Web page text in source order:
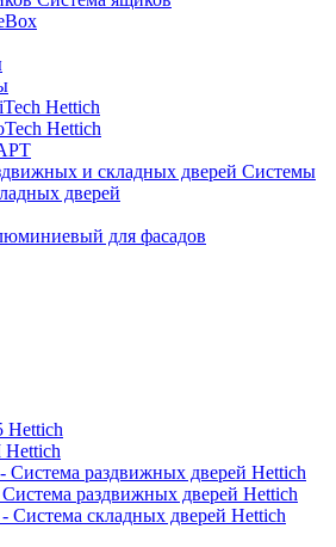
Hettich
Hettich
Системы
дверей
для фасадов
Hettich
Hettich
Система раздвижных дверей Hettich
раздвижных дверей Hettich
Система складных дверей Hettich